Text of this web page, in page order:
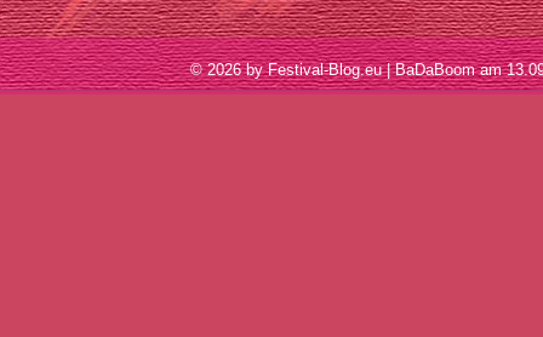
© 2026 by Festival-Blog.eu | BaDaBoom am